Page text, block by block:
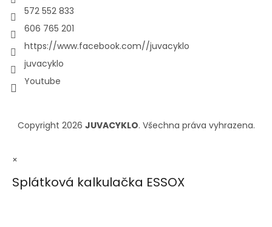
572 552 833
606 765 201
https://www.facebook.com//juvacyklo
juvacyklo
Youtube
Copyright 2026 JUVACYKLO. Všechna práva vyhrazena.
×
Splátková kalkulačka ESSOX